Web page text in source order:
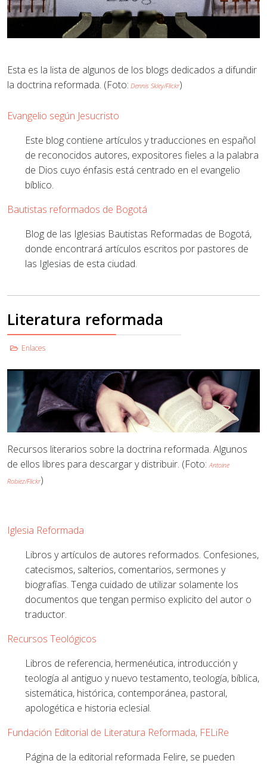
Esta es la lista de algunos de los blogs dedicados a difundir
la doctrina reformada. (Foto: Dennis Skley/Flickr)
Evangelio según Jesucristo
Este blog contiene artículos y traducciones en español
de reconocidos autores, expositores fieles a la palabra
de Dios cuyo énfasis está centrado en el evangelio
bíblico.
Bautistas reformados de Bogotá
Blog de las Iglesias Bautistas Reformadas de Bogotá,
donde encontrará artículos escritos por pastores de
las Iglesias de esta ciudad.
Literatura reformada
Enlaces
Recursos literarios sobre la doctrina reformada. Algunos
de ellos libres para descargar y distribuir. (Foto:Antoine
Robiez/Flickr)
Iglesia Reformada
Libros y artículos de autores reformados. Confesiones,
catecismos, salterios, comentarios, sermones y
biografías. Tenga cuidado de utilizar solamente los
documentos que tengan permiso explicito del autor o
traductor.
Recursos Teológicos
Libros de referencia, hermenéutica, introducción y
teología al antiguo y nuevo testamento, teología, bíblica,
sistemática, histórica, contemporánea, pastoral,
apologética e historia eclesial.
Fundación Editorial de Literatura Reformada, FELiRe
Página de la editorial reformada Felire, se pueden